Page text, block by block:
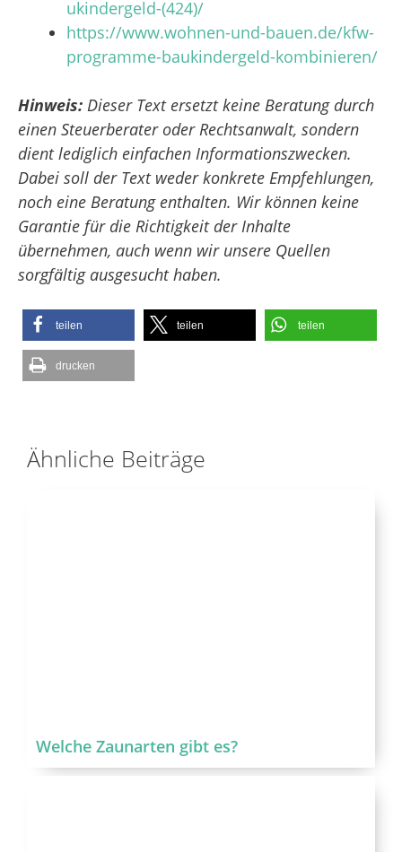
ukindergeld-(424)/
https://www.wohnen-und-bauen.de/kfw-
programme-baukindergeld-kombinieren/
Hinweis: Dieser Text ersetzt keine Beratung durch
einen Steuerberater oder Rechtsanwalt, sondern
dient lediglich einfachen Informationszwecken.
Dabei soll der Text weder konkrete Empfehlungen,
noch eine Beratung enthalten. Wir können keine
Garantie für die Richtigkeit der Inhalte
übernehmen, auch wenn wir unsere Quellen
sorgfältig ausgesucht haben.
teilen teilen teilen
drucken
Ähnliche Beiträge
Welche Zaunarten gibt es?